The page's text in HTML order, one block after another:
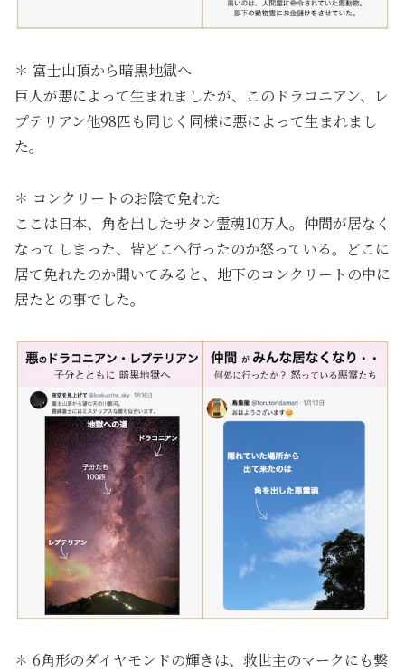
✽ 富士山頂から暗黒地獄へ
巨人が悪によって生まれましたが、このドラコニアン、レ
プテリアン他98匹も同じく同様に悪によって生まれまし
た。
✽ コンクリートのお陰で免れた
ここは日本、角を出したサタン霊魂10万人。仲間が居なく
なってしまった、皆どこへ行ったのか怒っている。どこに
居て免れたのか聞いてみると、地下のコンクリートの中に
居たとの事でした。
✽ 6角形のダイヤモンドの輝きは、救世主のマークにも繋